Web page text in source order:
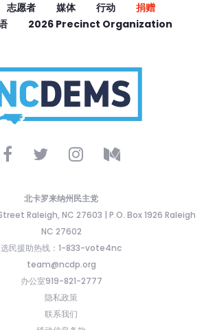
志愿者 媒体 行动
捐赠
2026 Precinct Organization
北卡罗来纳州民主党
Raleigh, NC 27603 | P.O. Box 1926 Raleigh
NC 27602
选民援助热线：1-833-vote4nc
team@ncdp.org
办公室919-821-2777
隐私政策
联系我们